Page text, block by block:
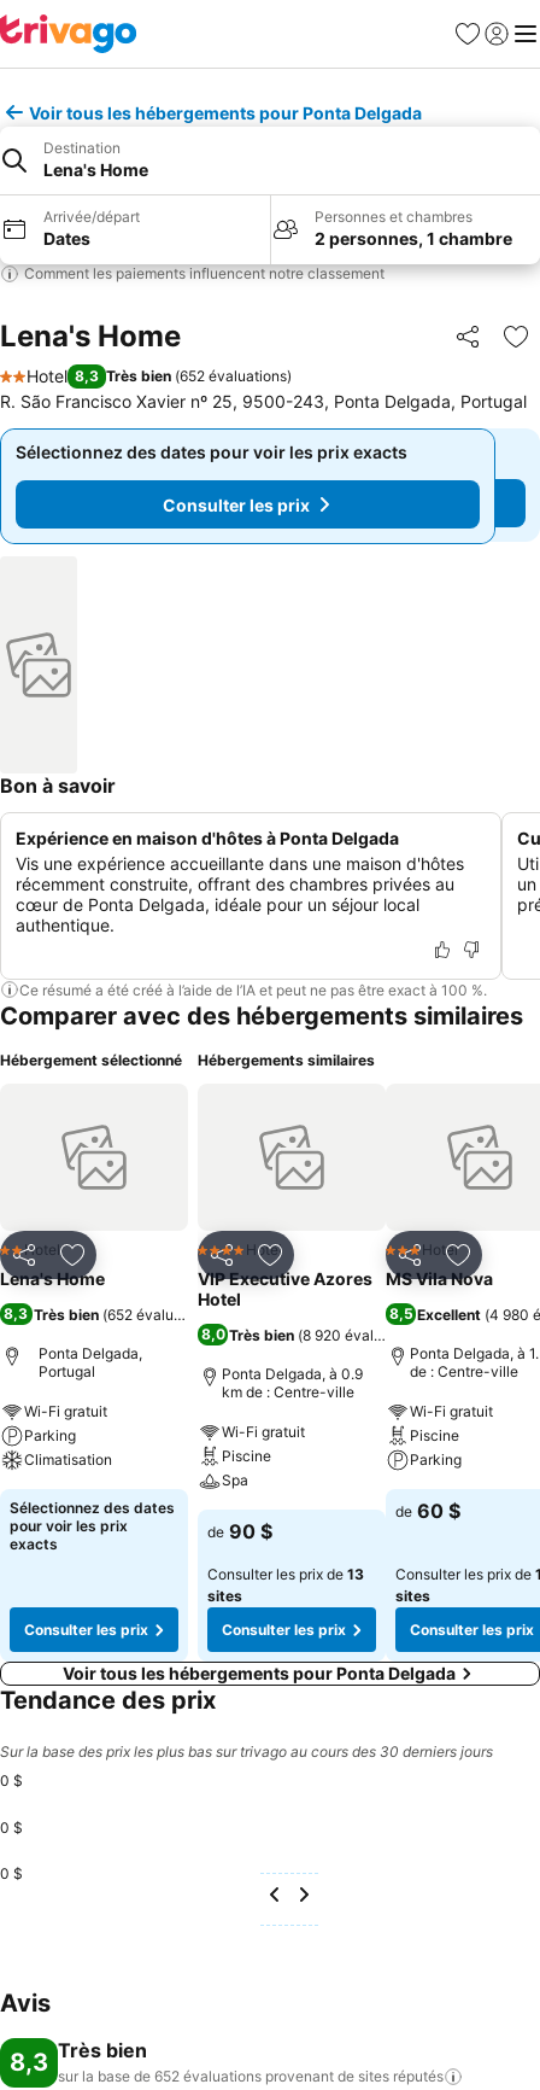
Favoris
Se
Voir tous les hébergements pour Ponta Delgada
Destination
Lena's Home
Arrivée/départ
Dates
Personnes et chambres
2 personnes, 1 chambre
Comment les paiements influencent notre classement
Lena's Home Partager
2 Étoiles
Hotel 8,3 Très bien (652 évaluations)
R. São Francisco Xavier nº 25, 9500-243, Ponta Delgada, Portugal
Sélectionnez des dates pour voir les prix exacts
Consulter les prix
Sélectionnez des dates pour voir les prix exacts
Consulter les prix
Bon à savoir
Expérience en maison d'hôtes à Ponta Delgada
Vis une expérience accueillante dans une maison d'hôtes
récemment construite, offrant des chambres privées au
cœur de Ponta Delgada, idéale pour un séjour local
authentique.
Ce résumé a été créé à l’aide de l’IA et peut ne pas être exact à 100 %.
Comparer avec des hébergements similaires
Hébergement sélectionné
PartagerAjouter à mes favoris
2 Étoiles
Hotel
Lena's Home
8,3 Très bien (652 évaluations
Ponta Delgada,
Portugal
Wi-Fi gratuit
Parking
Climatisation
Sélectionnez des dates
pour voir les prix
exacts
Consulter les prix
Hébergements similaires
PartagerAjouter à mes favoris
4 ÉtoilesHotel
VIP Executive Azores
Hotel
8,0 Très bien (8 920 évaluations
Ponta Delgada, à 0.9
km de : Centre-ville
Wi-Fi gratuit
Piscine
Spa
de 90 $
Consulter les prix de 13
sites
Consulter les prix
PartagerAjouter
3 ÉtoilesHotel
MS Vila Nova
8,5 Excellent (4 980
Ponta Delgada, à
de : Centre-ville
Wi-Fi gratuit
Piscine
Parking
de 60 $
Consulter les prix de
sites
Consulter les prix
Voir tous les hébergements pour Ponta Delgada
Tendance des prix
Sur la base des prix les plus bas sur trivago au cours des 30 derniers jours
0 $
0 $
0 $
Avis
8,3 Très bien
sur la base de 652 évaluations provenant de sites réputés